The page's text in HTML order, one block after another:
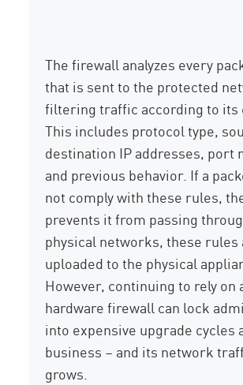
The firewall analyzes every
that is sent to the protected
filtering traffic according to
This includes protocol type,
destination IP addresses, port
and previous behavior. If a
not comply with these rules,
prevents it from passing
physical networks, these rules
uploaded to the physical
However, continuing to rely on
hardware firewall can lock
into expensive upgrade cycles
business – and its network
grows.